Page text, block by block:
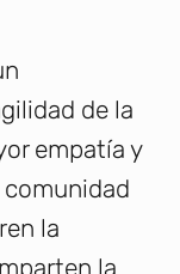
de la
empatía y
comunidad
la
la